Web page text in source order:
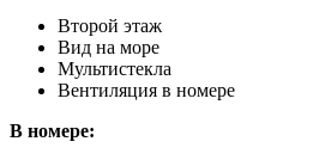
Второй этаж
Вид на море
Мультистекла
Вентиляция в номере
В номере: